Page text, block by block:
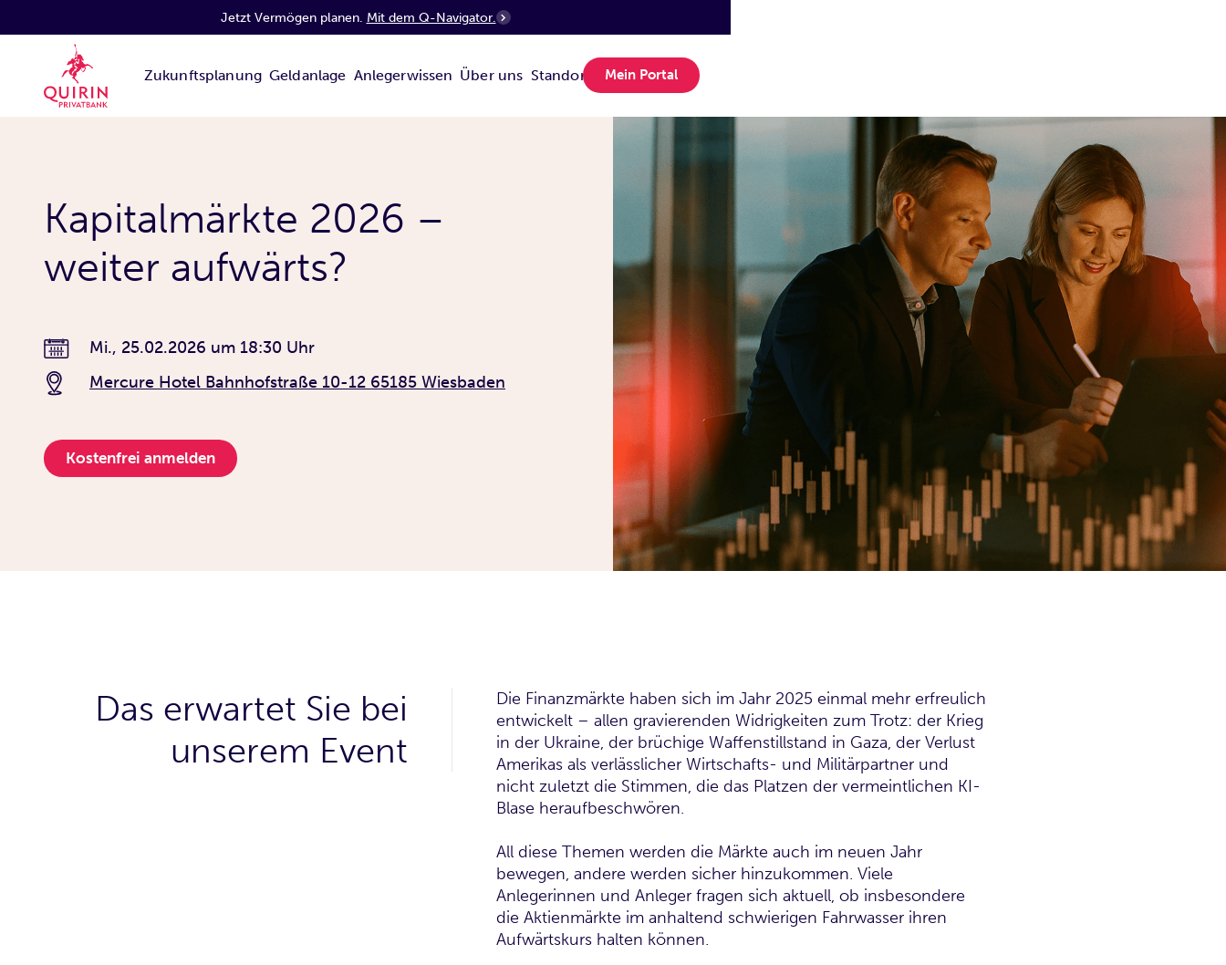
Jetzt Vermögen planen. Mit dem Q-Navigator.
Zukunftsplanung Geldanlage Anlegerwissen Über uns Standorte Mein Portal
Kapitalmärkte 2026 –
weiter aufwärts?
Mi., 25.02.2026 um 18:30 Uhr
Mercure Hotel Bahnhofstraße 10-12 65185 Wiesbaden
Kostenfrei anmelden
Das erwartet Sie bei
unserem Event
Die Finanzmärkte haben sich im Jahr 2025 einmal mehr erfreulich
entwickelt – allen gravierenden Widrigkeiten zum Trotz: der Krieg
in der Ukraine, der brüchige Waffenstillstand in Gaza, der Verlust
Amerikas als verlässlicher Wirtschafts- und Militärpartner und
nicht zuletzt die Stimmen, die das Platzen der vermeintlichen KI-
Blase heraufbeschwören.
All diese Themen werden die Märkte auch im neuen Jahr
bewegen, andere werden sicher hinzukommen. Viele
Anlegerinnen und Anleger fragen sich aktuell, ob insbesondere
die Aktienmärkte im anhaltend schwierigen Fahrwasser ihren
Aufwärtskurs halten können.